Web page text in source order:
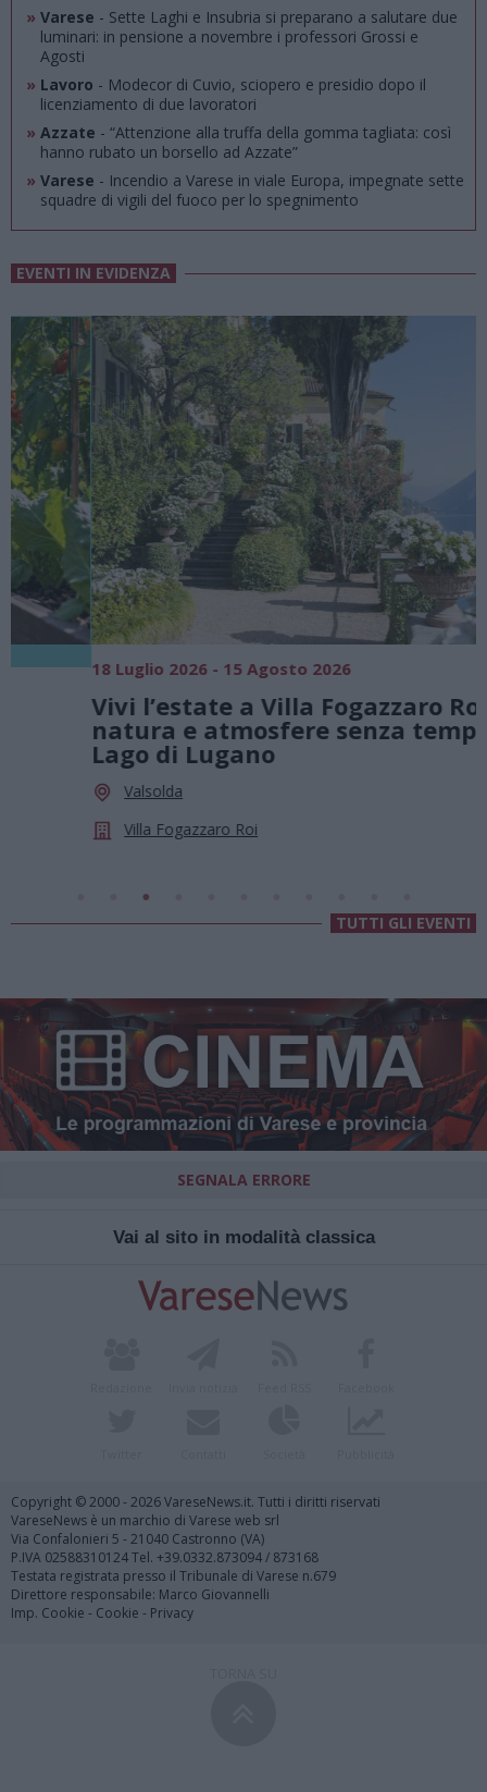
» Varese - Sette Laghi e Insubria si preparano a salutare due
luminari: in pensione a novembre i professori Grossi e
Agosti
» Lavoro - Modecor di Cuvio, sciopero e presidio dopo il
licenziamento di due lavoratori
» Azzate - “Attenzione alla truffa della gomma tagliata: così
hanno rubato un borsello ad Azzate”
» Varese - Incendio a Varese in viale Europa, impegnate sette
squadre di vigili del fuoco per lo spegnimento
EVENTI IN EVIDENZA
18 Luglio 2026 - 15 Agosto 2026
Vivi l’estate a Villa Fogazzaro Roi. Tra
natura e atmosfere senza tempo sul
Lago di Lugano
Valsolda
Villa Fogazzaro Roi
TUTTI GLI EVENTI
SEGNALA ERRORE
Vai al sito in modalità classica
Copyright © 2000 - 2026 VareseNews.it. Tutti i diritti riservati
VareseNews è un marchio di Varese web srl
Via Confalonieri 5 - 21040 Castronno (VA)
P.IVA 02588310124 Tel. +39.0332.873094 / 873168
Testata registrata presso il Tribunale di Varese n.679
Direttore responsabile: Marco Giovannelli
Imp. Cookie - Cookie - Privacy